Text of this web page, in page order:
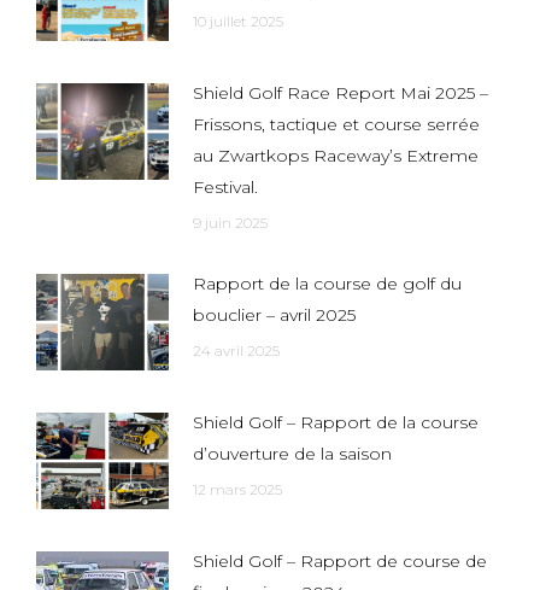
10 juillet 2025
Shield Golf Race Report Mai 2025 –
Frissons, tactique et course serrée
au Zwartkops Raceway’s Extreme
Festival.
9 juin 2025
Rapport de la course de golf du
bouclier – avril 2025
24 avril 2025
Shield Golf – Rapport de la course
d’ouverture de la saison
12 mars 2025
Shield Golf – Rapport de course de